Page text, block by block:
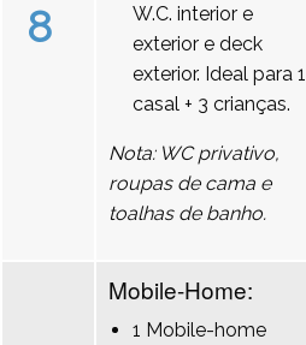
8
W.C. interior e
exterior e deck
exterior. Ideal para 1
casal + 3 crianças.
Nota: WC privativo,
roupas de cama e
toalhas de banho.
Mobile-Home:
1 Mobile-home